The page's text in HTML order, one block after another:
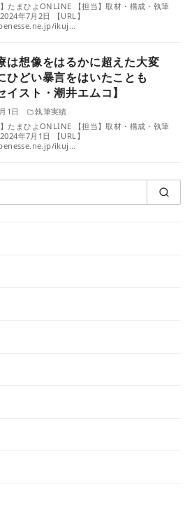
】たまひよONLINE 【担当】取材・構成・執筆
年7月2日 【URL】
ikuj…
は想像をはるかに超えた大変
ひどい暴言をはいたことも
イスト・潮井エムコ】
1日
執筆実績
】たまひよONLINE 【担当】取材・構成・執筆
年7月1日 【URL】
ikuj…